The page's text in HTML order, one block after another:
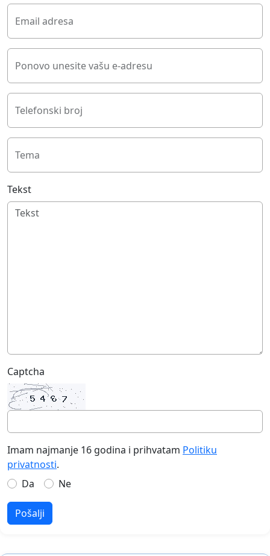
Email adresa
Ponovo unesite vašu e-adresu
Telefonski broj
Tema
Tekst
Captcha
Imam najmanje 16 godina i prihvatam Politiku
privatnosti.
Da
Ne
Pošalji